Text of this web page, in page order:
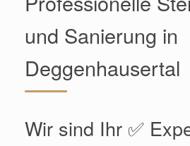
und Sanierung in
Deggenhausertal
Wir sind Ihr ✅